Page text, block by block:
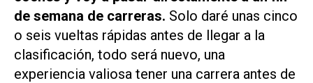
de semana de carreras. Solo daré unas cinco
o seis vueltas rápidas antes de llegar a la
clasificación, todo será nuevo, una
experiencia valiosa tener una carrera antes de